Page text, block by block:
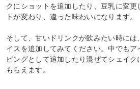
クにショットを追加したり、豆乳に変更
トが変わり、違った味わいになります。
そして、甘いドリンクが飲みたい時には
イスを追加してみてください。中でもア
ピングとして追加したり混ぜてシェイ
もらえます。